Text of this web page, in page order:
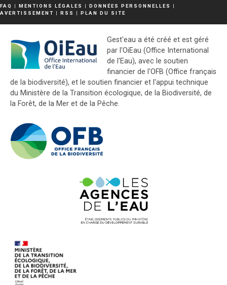
FAQ | MENTIONS LÉGALES | DONNÉES PERSONNELLES
|
AVERTISSEMENT | RSS | PLAN DU SITE
Gest'eau a été créé et est géré
par l'OiEau (Office International
de l'Eau), avec le soutien
financier de l'OFB (Office français
de la biodiversité), et le soutien financier et l'appui technique
du Ministère de la Transition écologique, de la Biodiversité, de
la Forêt, de la Mer et de la Pêche.